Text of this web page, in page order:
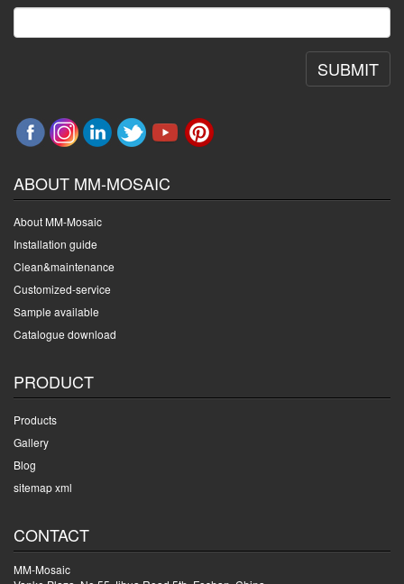
SUBMIT
ABOUT MM-MOSAIC
About MM-Mosaic
Installation guide
Clean&maintenance
Customized-service
Sample available
Catalogue download
PRODUCT
Products
Gallery
Blog
sitemap xml
CONTACT
MM-Mosaic